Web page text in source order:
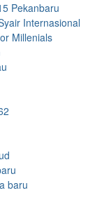
Pekanbaru
Internasional
Millenials
baru